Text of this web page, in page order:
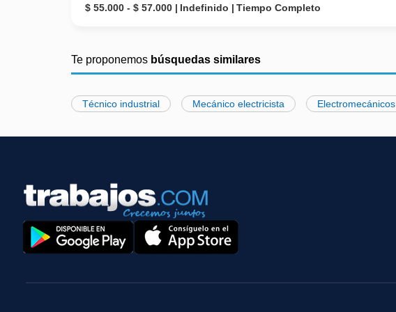
$ 55.000 - $ 57.000
Indefinido Tiempo Completo
Te proponemos búsquedas similares
Técnico industrial Mecánico electricista Electromecánicos